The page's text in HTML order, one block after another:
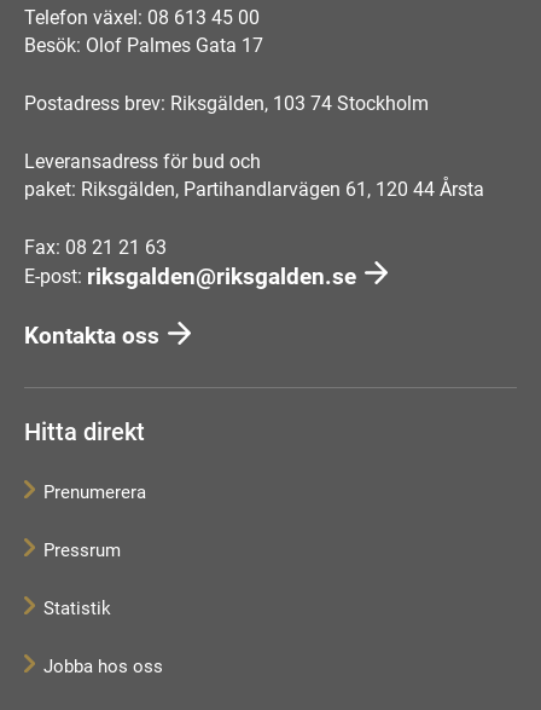
Telefon växel: 08 613 45 00
Besök: Olof Palmes Gata 17
Postadress brev: Riksgälden, 103 74 Stockholm
Leveransadress för bud och
paket: Riksgälden, Partihandlarvägen 61, 120 44 Årsta
Fax: 08 21 21 63
E-post: riksgalden@riksgalden.se
Kontakta oss
Hitta direkt
Prenumerera
Pressrum
Statistik
Jobba hos oss